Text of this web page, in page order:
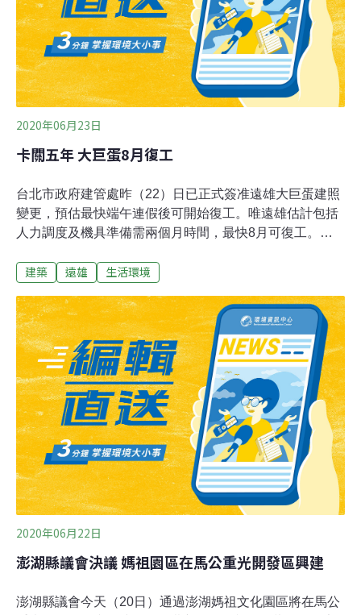
粒料」、「隔熱混凝土用輕質粒料」、「建築用隔熱材
料」、「屋頂隔熱磚」及「控制性低強度材料」等5項基
準，評定項目由22項擴充至27項。另配合建築技術規則修
訂，「高性能防音綠建材」增列與升降機道相鄰
2020年06月23日
卡關五年 大巨蛋8月復工
台北市政府建管處昨（22）日已正式簽准遠雄大巨蛋建照
變更，預估最快端午連假後可開始復工。唯遠雄估計包括
人力調度及機具準備需兩個月時間，最快8月可復工。可
2015年停工至今，該案在去年10月通過台北市都市設計審
包含部分台北市議員、民間團體等各界質疑；後續大巨蛋
經環評委員會審查後，於今年3月底通過環差分析報告。
柯文哲自上任台北市長後，以未按圖施工為由，2015年勒
令大巨蛋停工，並周旋在都審、環評、防火避難性能式審
查。在歷經五年的時間，在完成都審、環評、性能式審查
等程序後，大巨蛋距離復工階段只剩建照變更。今年6月
初，該案進入最後一關的建照變更。據了解，在北市府簽
准建照變更後，在最理想狀況下，可望在端午連假後開始
復工。
建築 遠雄 生活環境
2020年06月22日
澎湖縣議會決議 媽祖園區在馬公重光開發區興建
澎湖縣議會今天（20日）通過澎湖媽祖文化園區將在馬公